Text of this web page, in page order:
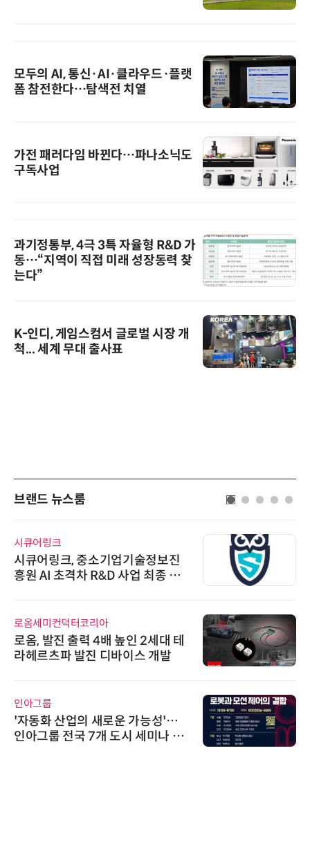
모두의 AI, 통신·AI·클라우드·플랫
폼 참전한다…탐색전 치열
가전 패러다임 바뀐다…파나소닉도
구독사업
과기정통부, 4극 3특 자율형 R&D 가
동…“지역이 직접 미래 성장동력 찾
는다”
K-인디, 게임스컴서 글로벌 시장 개
척... 세계 무대 출사표
브랜드 뉴스룸
시큐어링크
시큐어링크, 중소기업기술정보진
흥원 AI 초격차 R&D 사업 최종 선
로옴세미컨덕터코리아
로옴, 발진 출력 4배 높인 2세대 테
라헤르츠파 발진 디바이스 개발
인아그룹
'자동화 산업의 새로운 가능성'…
인아그룹 전국 7개 도시 세미나 페